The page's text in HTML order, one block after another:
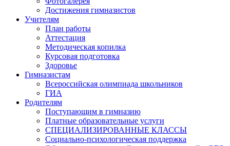
Достижения гимназистов
Учителям
План работы
Аттестация
Методическая копилка
Курсовая подготовка
Здоровье
Гимназистам
Всероссийская олимпиада школьников
ГИА
Родителям
Поступающим в гимназию
Платные образовательные услуги
СПЕЦИАЛИЗИРОВАННЫЕ КЛАССЫ
Социально-психологическая поддержка